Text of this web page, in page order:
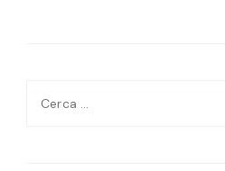
Ricerca